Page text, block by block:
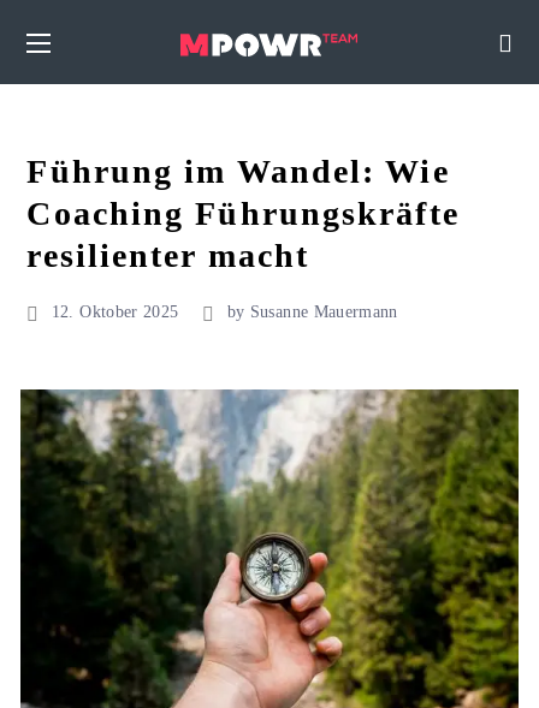
Führung im Wandel: Wie
Coaching Führungskräfte
resilienter macht
12. Oktober 2025 by Susanne Mauermann